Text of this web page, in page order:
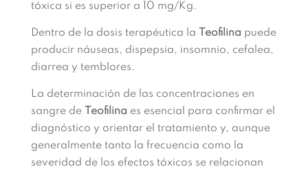
tóxica si es superior a 10 mg/Kg.
Dentro de la dosis terapéutica la Teofilina puede
producir náuseas, dispepsia, insomnio, cefalea,
diarrea y temblores.
La determinación de las concentraciones en
sangre de
Teofilina es esencial para confirmar el
diagnóstico y orientar el tratamiento y, aunque
generalmente tanto la frecuencia como la
severidad de los efectos tóxicos se relacionan